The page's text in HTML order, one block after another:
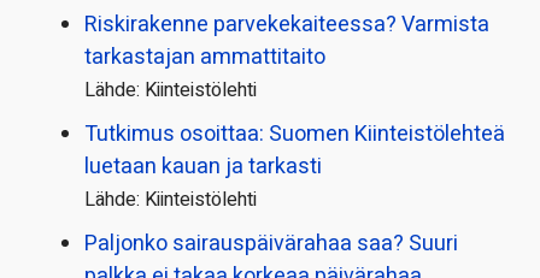
Riskirakenne parvekekaiteessa? Varmista
tarkastajan ammattitaito
Lähde: Kiinteistölehti
Tutkimus osoittaa: Suomen Kiinteistölehteä
luetaan kauan ja tarkasti
Lähde: Kiinteistölehti
Paljonko sairauspäivä­rahaa saa? Suuri